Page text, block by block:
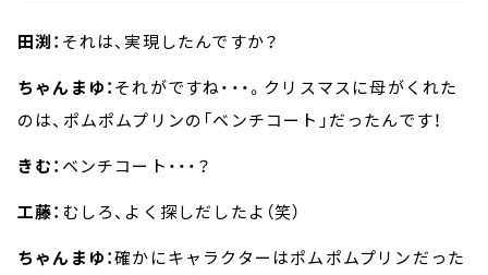
田渕： それは、実現したんですか？
ちゃんまゆ：それがですね・・・。クリスマスに母がくれた
のは、ポムポムプリンの「ベンチコート」だったんです！
きむ： ベンチコート・・・？
工藤： むしろ、よく探しだしたよ（笑）
ちゃんまゆ：確かにキャラクターはポムポムプリンだった